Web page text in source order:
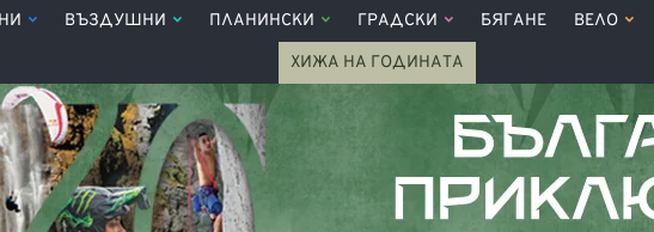
ВЪЗДУШНИ ПЛАНИНСКИ ГРАДСКИ БЯГАНЕ ВЕЛО
ХИЖА НА ГОДИНАТА